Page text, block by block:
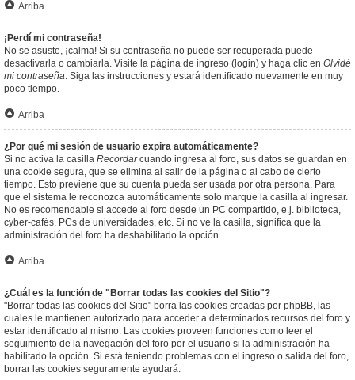
Arriba
¡Perdí mi contraseña!
No se asuste, ¡calma! Si su contraseña no puede ser recuperada puede
desactivarla o cambiarla. Visite la página de ingreso (login) y haga clic en Olvidé
mi contraseña. Siga las instrucciones y estará identificado nuevamente en muy
poco tiempo.
Arriba
¿Por qué mi sesión de usuario expira automáticamente?
Si no activa la casilla Recordarcuando ingresa al foro, sus datos se guardan en
una cookie segura, que se elimina al salir de la página o al cabo de cierto
tiempo. Esto previene que su cuenta pueda ser usada por otra persona. Para
que el sistema le reconozca automáticamente solo marque la casilla al ingresar.
No es recomendable si accede al foro desde un PC compartido, e.j. biblioteca,
cyber-cafés, PCs de universidades, etc. Si no ve la casilla, significa que la
administración del foro ha deshabilitado la opción.
Arriba
¿Cuál es la función de "Borrar todas las cookies del Sitio"?
"Borrar todas las cookies del Sitio" borra las cookies creadas por phpBB, las
cuales le mantienen autorizado para acceder a determinados recursos del foro y
estar identificado al mismo. Las cookies proveen funciones como leer el
seguimiento de la navegación del foro por el usuario si la administración ha
habilitado la opción. Si está teniendo problemas con el ingreso o salida del foro,
borrar las cookies seguramente ayudará.